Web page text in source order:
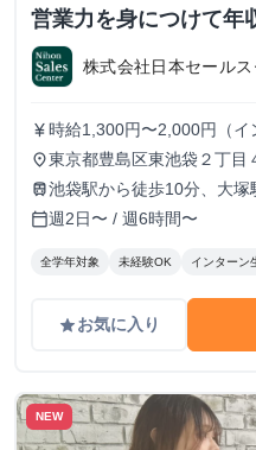
営業力を身につけて年
せんか？ ※当社直結内
可 #1.2年生可 - 株式会
の長期・有給インター
株式会社日本セール
currency_yen 時給1,300円〜2,000円（イ
place東京都豊島区東池袋２丁目
train池袋駅から徒歩10分、大塚
calendar_today週2日〜 / 週6時間〜
全学年対象 未経験OK インターン
gradeお気に入り
NEW